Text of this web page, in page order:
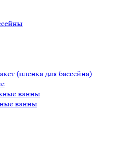
(пленка для бассейна)
ванны
ванны